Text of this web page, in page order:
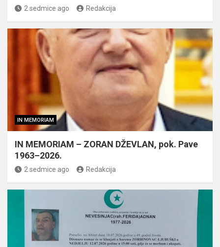
2 sedmice ago Redakcija
IN MEMORIAM
IN MEMORIAM – ZORAN DŽEVLAN, pok. Pave
1963–2026.
2 sedmice ago Redakcija